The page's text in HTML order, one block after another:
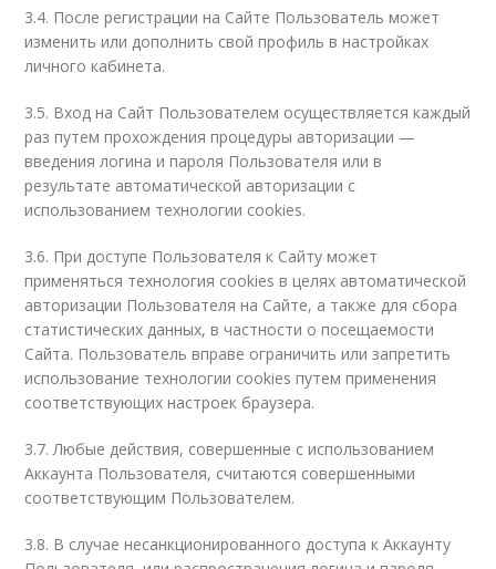
3.4. После регистрации на Сайте Пользователь может
изменить или дополнить свой профиль в настройках
личного кабинета.
3.5. Вход на Сайт Пользователем осуществляется каждый
раз путем прохождения процедуры авторизации —
введения логина и пароля Пользователя или в
результате автоматической авторизации с
использованием технологии cookies.
3.6. При доступе Пользователя к Сайту может
применяться технология cookies в целях автоматической
авторизации Пользователя на Сайте, а также для сбора
статистических данных, в частности о посещаемости
Сайта. Пользователь вправе ограничить или запретить
использование технологии cookies путем применения
соответствующих настроек браузера.
3.7. Любые действия, совершенные с использованием
Аккаунта Пользователя, считаются совершенными
соответствующим Пользователем.
3.8. В случае несанкционированного доступа к Аккаунту